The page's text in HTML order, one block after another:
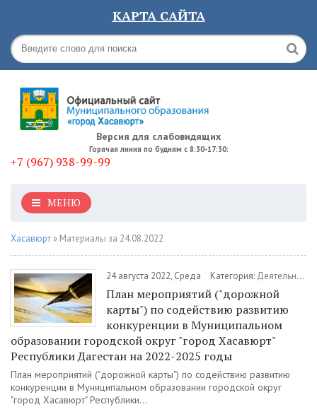
КАРТА САЙТА
Версия для слабовидящих
Горячая линия по будням с 8:30-17:30:
+7 (967) 938-99-99
МЕНЮ
Хасавюрт » Материалы за 24.08.2022
24 августа 2022, Среда Категория: Деятельность
План мероприятий ("дорожной
карты") по содействию развитию
конкуренции в Муниципальном
образовании городской округ "город Хасавюрт"
Республики Дагестан на 2022-2025 годы
План мероприятий ("дорожной карты") по содействию развитию
конкуренции в Муниципальном образовании городской округ
"город Хасавюрт" Республики...